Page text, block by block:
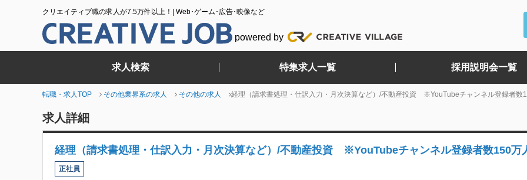
クリエイティブ職の求人が7.5万件以上！| Web･ゲーム･広告･映像など
powered by
求人検索 特集求人一覧 採用説明会一覧
転職・求人TOP その他業界系の求人 その他の求人 経理（請求書処理・仕訳入力・月次決算など）/不動産投資 ※YouTubeチャンネル登録者数
求人詳細
経理（請求書処理・仕訳入力・月次決算など）/不動産投資 ※YouTubeチャンネル登録者数150万
正社員